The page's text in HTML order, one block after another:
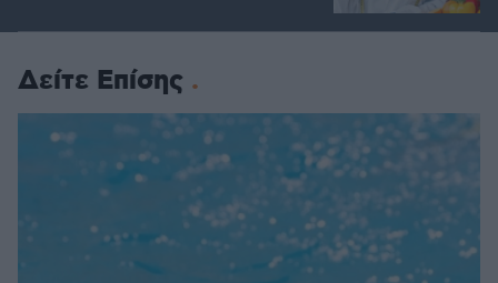
Δείτε Επίσης